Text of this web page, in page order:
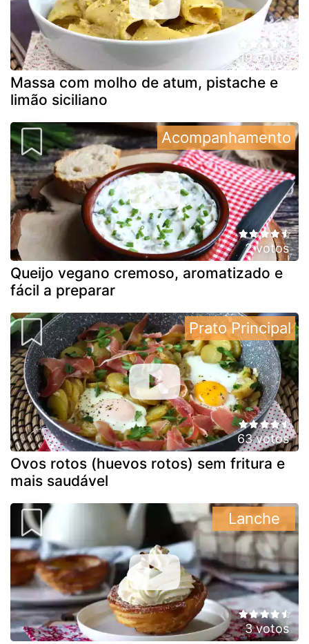
19 votos
Massa com molho de atum, pistache e
limão siciliano
2 votos
Queijo vegano cremoso, aromatizado e
fácil a preparar
Acompanhamento
63 votos
Ovos rotos (huevos rotos) sem fritura e
mais saudável
Prato Principal
3 votos
Lanche